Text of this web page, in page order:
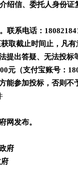
绍信、委托人身份
联系电话：
取截止时间止，凡
提出答疑、无法投标
元（支付宝账号：
能参加投标，否则不
网发布。
府